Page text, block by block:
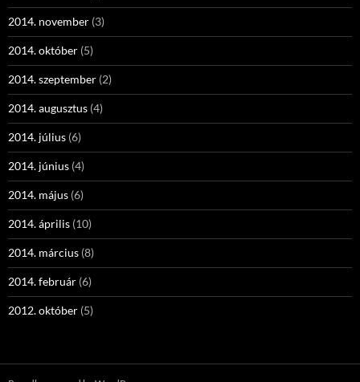
2014. november (3)
2014. október (5)
2014. szeptember (2)
2014. augusztus (4)
2014. július (6)
2014. június (4)
2014. május (6)
2014. április (10)
2014. március (8)
2014. február (6)
2012. október (5)